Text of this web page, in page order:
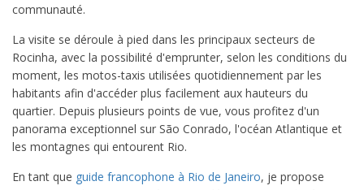
communauté.
La visite se déroule à pied dans les principaux secteurs de
Rocinha, avec la possibilité d'emprunter, selon les conditions du
moment, les motos-taxis utilisées quotidiennement par les
habitants afin d'accéder plus facilement aux hauteurs du
quartier. Depuis plusieurs points de vue, vous profitez d'un
panorama exceptionnel sur São Conrado, l'océan Atlantique et
les montagnes qui entourent Rio.
En tant que guide francophone à Rio de Janeiro, je propose